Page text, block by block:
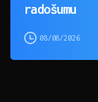
radošumu
08/08/2026